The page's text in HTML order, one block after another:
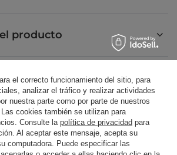
producto
el correcto funcionamiento del sitio, para
analizar el tráfico y realizar actividades
nuestra parte como por parte de nuestros
cookies también se utilizan para
Consulte la política de privacidad para
Al aceptar este mensaje, acepta su
computadora. Puede especificar las